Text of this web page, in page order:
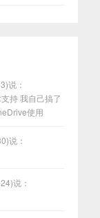
说：
持 我自己搞了
使用
说：
说：